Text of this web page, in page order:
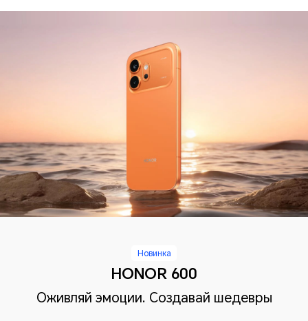
Новинка
HONOR 600
Оживляй эмоции. Создавай шедевры